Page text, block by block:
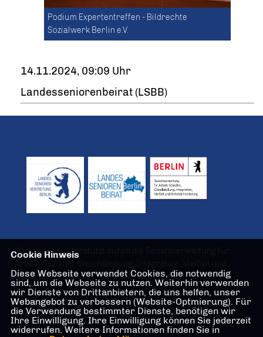
Podium Expertentreffen - Bildrechte
Sozialwerk Berlin e.V.
14.11.2024, 09:09 Uhr
Landesseniorenbeirat (LSBB)
Wir werden unterstützt durch die Senatsverwaltung für
Antidiskriminierung
Geschäftsstelle
Oranienstraße 106
10969 Berlin
Cookie Hinweis
Diese Webseite verwendet Cookies, die notwendig
sind, um die Webseite zu nutzen. Weiterhin verwenden
wir Dienste von Drittanbietern, die uns helfen, unser
Webangebot zu verbessern (Website-Optmierung). Für
die Verwendung bestimmter Dienste, benötigen wir
Ihre Einwilligung. Ihre Einwilligung können Sie jederzeit
widerrufen. Weitere Informationen finden Sie in